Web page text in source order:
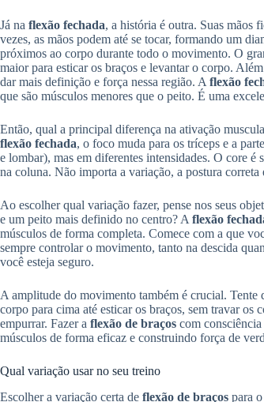
Já na flexão fechada, a história é outra. Suas mãos
vezes, as mãos podem até se tocar, formando um
próximos ao corpo durante todo o movimento. O
maior para esticar os braços e levantar o corpo.
dar mais definição e força nessa região. A flexão
que são músculos menores que o peito. É uma
Então, qual a principal diferença na ativação
flexão fechada, o foco muda para os tríceps e a
e lombar), mas em diferentes intensidades. O core
na coluna. Não importa a variação, a postura
Ao escolher qual variação fazer, pense nos seus
e um peito mais definido no centro? A flexão
músculos de forma completa. Comece com a que
sempre controlar o movimento, tanto na descida
você esteja seguro.
A amplitude do movimento também é crucial. Tente
corpo para cima até esticar os braços, sem travar
empurrar. Fazer a flexão de braços com
músculos de forma eficaz e construindo força de
Qual variação usar no seu treino
Escolher a variação certa de flexão de braços para